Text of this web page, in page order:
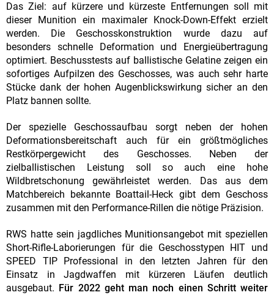
Das Ziel: auf kürzere und kürzeste Entfernungen soll mit
dieser Munition ein maximaler Knock-Down-Effekt erzielt
werden. Die Geschosskonstruktion wurde dazu auf
besonders schnelle Deformation und Energieübertragung
optimiert. Beschusstests auf ballistische Gelatine zeigen ein
sofortiges Aufpilzen des Geschosses, was auch sehr harte
Stücke dank der hohen Augenblickswirkung sicher an den
Platz bannen sollte.
Der spezielle Geschossaufbau sorgt neben der hohen
Deformationsbereitschaft auch für ein größtmögliches
Restkörpergewicht des Geschosses. Neben der
zielballistischen Leistung soll so auch eine hohe
Wildbretschonung gewährleistet werden. Das aus dem
Matchbereich bekannte Boattail-Heck gibt dem Geschoss
zusammen mit den Performance-Rillen die nötige Präzision.
RWS hatte sein jagdliches Munitionsangebot mit speziellen
Short-Rifle-Laborierungen für die Geschosstypen HIT und
SPEED TIP Professional in den letzten Jahren für den
Einsatz in Jagdwaffen mit kürzeren Läufen deutlich
ausgebaut. Für 2022 geht man noch einen Schritt weiter